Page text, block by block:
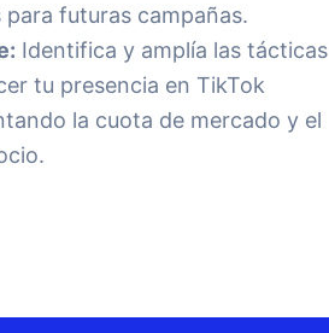
futuras campañas.
Identifica y amplía las tácticas
tu presencia en TikTok
la cuota de mercado y el